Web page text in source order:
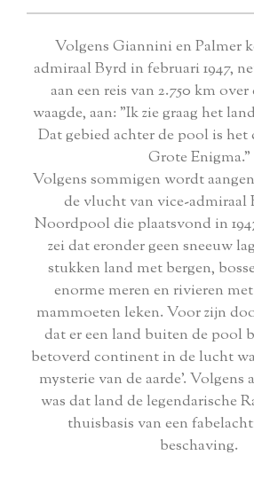
Volgens Giannini en Palmer
admiraal Byrd in februari 1947,
aan een reis van 2.750 km
waagde, aan: "Ik zie graag het
Dat gebied achter de pool is
Grote Enigma.”
Volgens sommigen wordt
de vlucht van vice-admiraal
Noordpool die plaatsvond in
zei dat eronder geen sneeuw
stukken land met bergen,
enorme meren en rivieren
mammoeten leken. Voor zijn
dat er een land buiten de pool
betoverd continent in de lucht
mysterie van de aarde'. Volgens
was dat land de legendarische
thuisbasis van een
beschaving.